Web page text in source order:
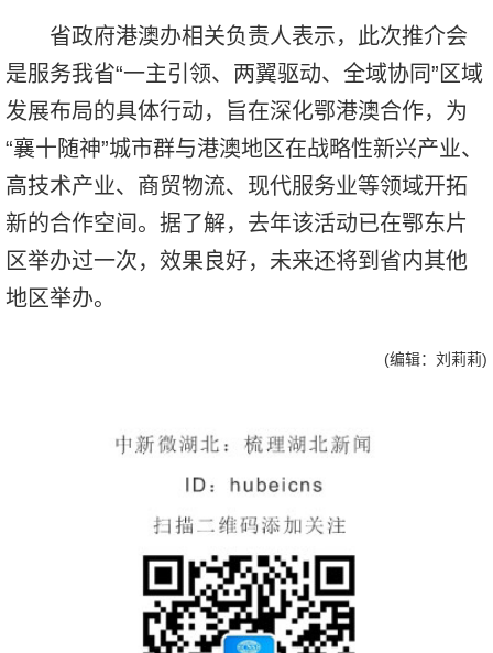
省政府港澳办相关负责人表示，此次推介会
是服务我省“一主引领、两翼驱动、全域协同”区域
发展布局的具体行动，旨在深化鄂港澳合作，为
“襄十随神”城市群与港澳地区在战略性新兴产业、
高技术产业、商贸物流、现代服务业等领域开拓
新的合作空间。据了解，去年该活动已在鄂东片
区举办过一次，效果良好，未来还将到省内其他
地区举办。
(编辑：刘莉莉)